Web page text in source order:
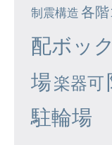
制震構造 各
配ボッ
場楽器可
駐輪場